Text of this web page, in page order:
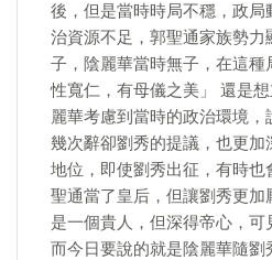
後，但是當時時局不穩，政局
治資源不足，郭聖通家族勢力
子，陰麗華當時無子，在這
性寬仁，有母儀之美」 還是
麗華考慮到當時的政治環境，
幾次辭卻劉秀的提議，也更加
地位，即使劉秀出征，有時也
聖通當了皇后，但讓劉秀更加
是一個貴人，但深得帝心，可
而今日要說的就是陰麗華隨劉